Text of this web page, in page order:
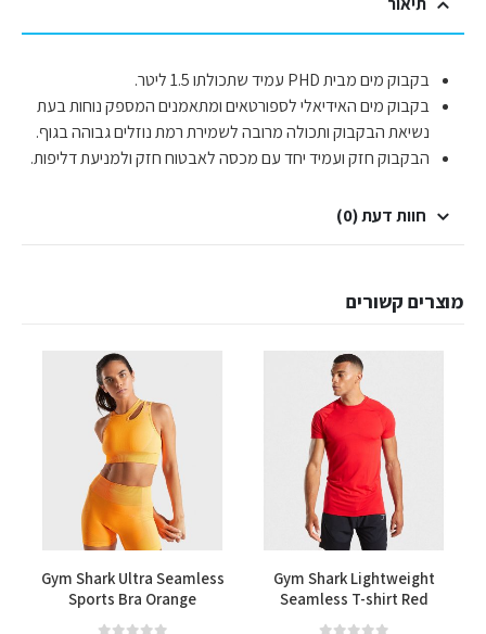
בקבוק מים מבית PHD עמיד שתכולתו 1.5 ליטר.
בקבוק מים האידיאלי לספורטאים ומתאמנים המספק נוחות בעת
נשיאת הבקבוק ותכולה מרובה לשמירת רמת נוזלים גבוהה בגוף.
הבקבוק חזק ועמיד יחד עם מכסה לאבטוח חזק ולמניעת דליפות.
חוות דעת (0)
מוצרים קשורים
למוצר זה יש מספר סוגים. ניתן לבחור את האפשרויות בעמוד המוצר
Gym Shark Lightweight
Seamless T-shirt Red
למוצר זה יש מספר סוגים. ניתן לבחור את האפשרויות בעמוד המוצר
Gym Shark Ultra Seamless
Sports Bra Orange